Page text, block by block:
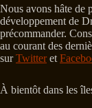
Nous avons hâte de
développement de
précommander.
au courant des
surTwitteret
À bientôt dans les